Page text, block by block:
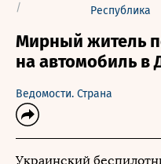
/
Республика
Мирный житель
на автомобиль в
Ведомости. Страна
Украинский